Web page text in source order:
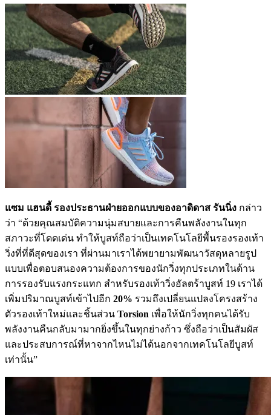
แซม แฮนดี้ รองประธานฝ่ายออกแบบของอาดิดาส รันนิ่ง กล่าว
ว่า “ด้วยคุณสมบัติความนุ่มสบายและการคืนพลังงานในทุก
สภาวะที่โดดเด่น ทำให้บูสท์ถือว่าเป็นเทคโนโลยีพื้นรองรองเท้า
วิ่งที่ที่ดีสุดของเรา ที่ผ่านมาเราได้พยายามพัฒนาวัสดุหลายรูป
แบบเพื่อตอบสนองความต้องการของนักวิ่งทุกประเภทในด้าน
การรองรับแรงกระแทก สำหรับรองเท้าวิ่งอัลตร้าบูสท์ 19 เราได้
เพิ่มปริมาณบูสท์เข้าไปอีก 20% รวมถึงเปลี่ยนแปลงโครงสร้าง
ตัวรองเท้าใหม่และชิ้นส่วน Torsion เพื่อให้นักวิ่งทุกคนได้รับ
พลังงานคืนกลับมามากยิ่งขึ้นในทุกย่างก้าว ซึ่งถือว่าเป็นสัมผัส
และประสบการณ์ที่หาจากไหนไม่ได้นอกจากเทคโนโลยีบูสท์
เท่านั้น”